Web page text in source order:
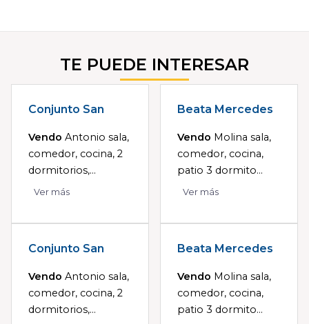
TE PUEDE INTERESAR
Conjunto San
Vendo Antonio sala,
comedor, cocina, 2
dormitorios,...
Ver más
Beata Mercedes
Vendo Molina sala,
comedor, cocina,
patio 3 dormito...
Ver más
Conjunto San
Vendo Antonio sala,
comedor, cocina, 2
dormitorios,...
Beata Mercedes
Vendo Molina sala,
comedor, cocina,
patio 3 dormito...